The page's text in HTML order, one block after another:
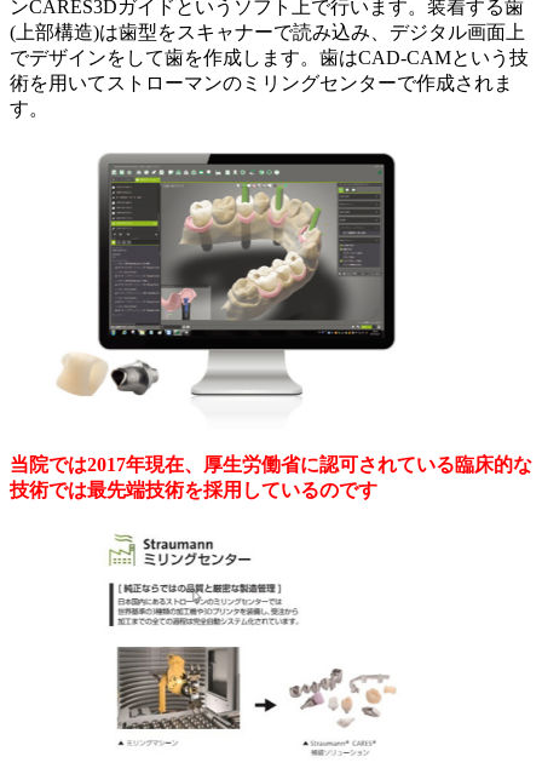
ンCARES3Dガイドというソフト上で行います。装着する歯
(上部構造)は歯型をスキャナーで読み込み、デジタル画面上
でデザインをして歯を作成します。歯はCAD-CAMという技
術を用いてストローマンのミリングセンターで作成されま
す。
当院では2017年現在、厚生労働省に認可されている臨床的な
技術では最先端技術を採用しているのです